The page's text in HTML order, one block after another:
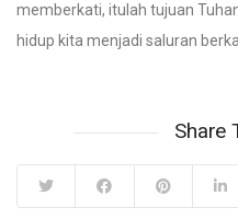
memberkati, itulah tujuan
hidup kita menjadi saluran
Share